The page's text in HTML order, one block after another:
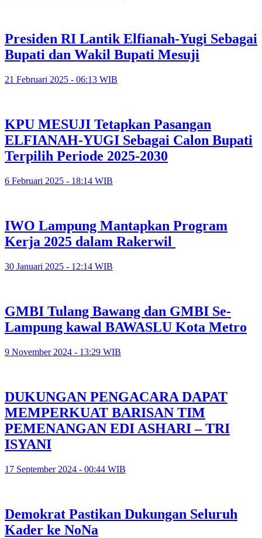
Presiden RI Lantik Elfianah-Yugi Sebagai
Bupati dan Wakil Bupati Mesuji
21 Februari 2025 - 06:13 WIB
KPU MESUJI Tetapkan Pasangan
ELFIANAH-YUGI Sebagai Calon Bupati
Terpilih Periode 2025-2030
6 Februari 2025 - 18:14 WIB
IWO Lampung Mantapkan Program
Kerja 2025 dalam Rakerwil
30 Januari 2025 - 12:14 WIB
GMBI Tulang Bawang dan GMBI Se-
Lampung kawal BAWASLU Kota Metro
9 November 2024 - 13:29 WIB
DUKUNGAN PENGACARA DAPAT
MEMPERKUAT BARISAN TIM
PEMENANGAN EDI ASHARI – TRI
ISYANI
17 September 2024 - 00:44 WIB
Demokrat Pastikan Dukungan Seluruh
Kader ke NoNa